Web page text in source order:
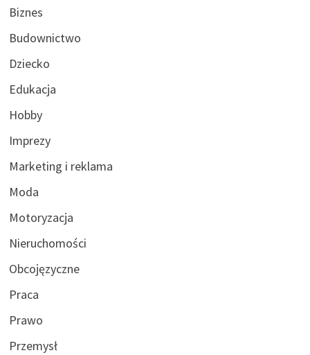
Biznes
Budownictwo
Dziecko
Edukacja
Hobby
Imprezy
Marketing i reklama
Moda
Motoryzacja
Nieruchomości
Obcojęzyczne
Praca
Prawo
Przemysł